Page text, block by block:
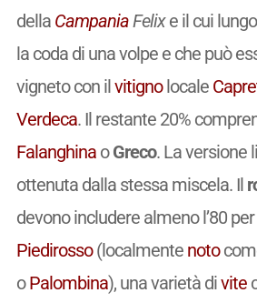
della CampaniaFelixe il cui lungo
la coda di una volpe e che può
vigneto con ilvitignolocale
Verdeca. Il restante 20%
FalanghinaoGreco. La versione
ottenuta dalla stessa miscela. Il
devono includere almeno l’80
Piedirosso(localmente noto
oPalombina), una varietà divite